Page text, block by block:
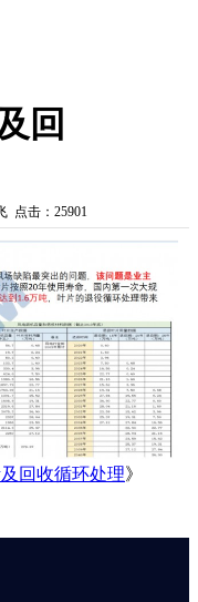
回
点击：25901
回收循环处理》